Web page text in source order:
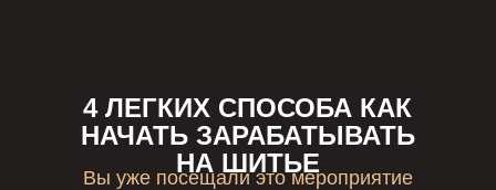
4 ЛЕГКИХ СПОСОБА КАК
НАЧАТЬ ЗАРАБАТЫВАТЬ
НА ШИТЬЕ
Вы уже посещали это мероприятие